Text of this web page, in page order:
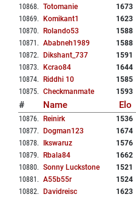
10868. Totomanie 1673
10869. Komikant1 1623
10870. Rolando53 1588
10871 . Ababneh1989 1588
10872. Dikshant_737 1591
10873. Kcrao84 1644
10874. Riddhi 10 1585
10875. Checkmanmate 1593
# Name Elo
10876. Reinirk 1536
10877. Dogman123 1674
10878. Ikswaruz 1576
10879. Rbala84 1662
10880. Sonny Luckstone 1521
10881 . A55b55r 1524
10882. Davidreisc 1623